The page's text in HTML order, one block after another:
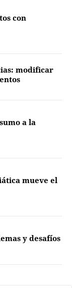
con
modificar
a la
mueve el
y desafíos